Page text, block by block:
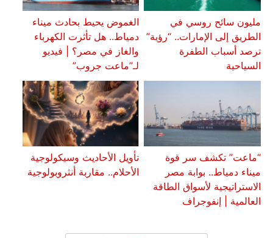
مليون سائح روسي في
الطريق إلى الإمارات.. “رؤية”
ترصد أسباب الطفرة
السياحية
الغموض يحيط بحادث ميناء
دمياط.. هل تأثرت الكهرباء
والغاز في مصر؟ | فيديو
لـ”ماعت جروب”
“ماعت” تكشف سر قوة
ميناء دمياط.. بوابة مصر
الاستراتيجية لأسواق الطاقة
العالمية | إنفوجراف
تأويل الأحاديث وسيكولوجية
الأحلام.. مقاربة أنثروبولوجية